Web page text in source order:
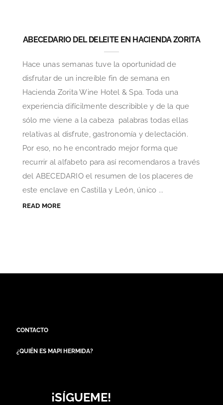
ABECEDARIO DEL DELEITE EN HACIENDA ZORITA
Hace unas semanas tuve la oportunidad de
disfrutar de un increíble fin de semana en
Hacienda Zorita Wine Hotel & Spa. Toda una
experiencia difícilmente describible y de la que
sólo me viene a la cabeza palabras todas ellas
relativas al disfrute, gastronomía y delectación.
Por eso, no he encontrado mejor forma que
recurrir al alfabeto para así recomendaros a través
del ABECEDARIO el resumen de los placeres de
este enclave en Castilla y León, único ...
READ MORE
CONTACTO
¿QUIÉN ES MAPI HERMIDA?
¡SÍGUEME!